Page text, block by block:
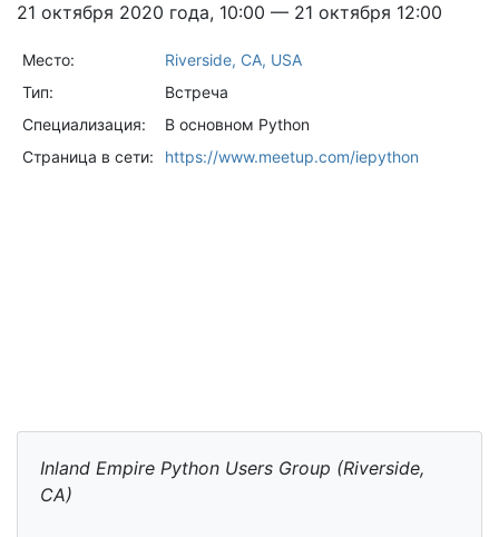
21 октября 2020 года, 10:00 — 21 октября 12:00
Место:
Riverside, CA, USA
Тип:
Встреча
Специализация:
В основном Python
Страница в сети:
https://www.meetup.com/iepython
Inland Empire Python Users Group (Riverside,
CA)